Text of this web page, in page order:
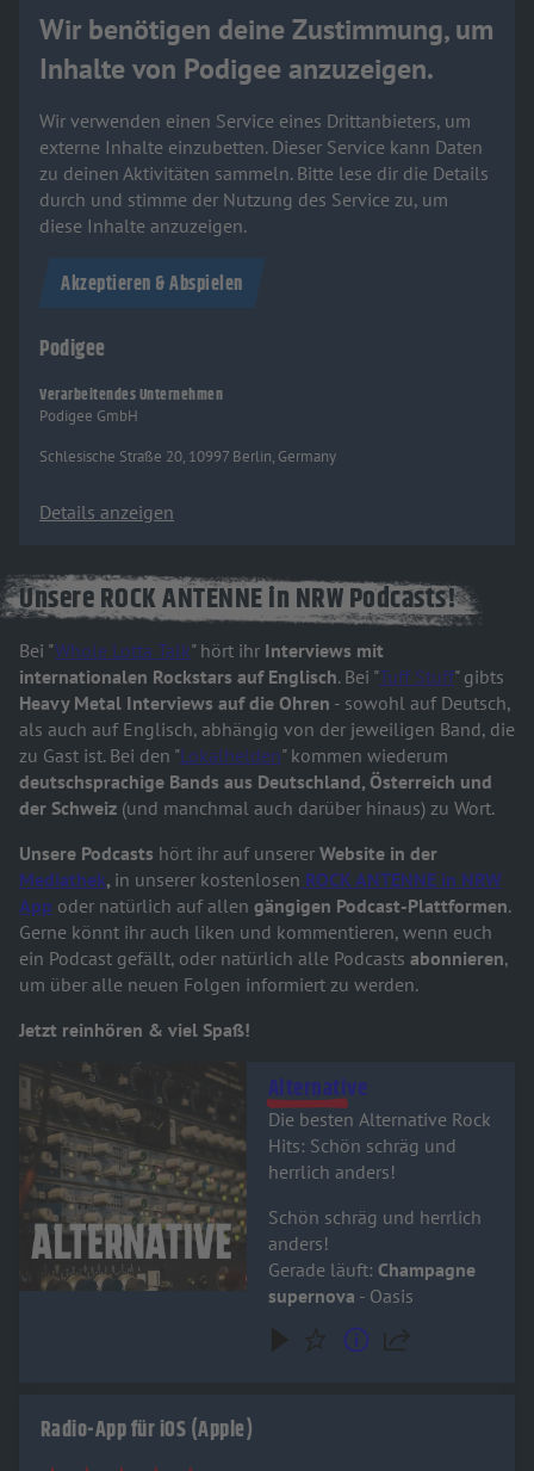
Wir benötigen deine Zustimmung, um
Inhalte von Podigee anzuzeigen.
Wir verwenden einen Service eines Drittanbieters, um
externe Inhalte einzubetten. Dieser Service kann Daten
zu deinen Aktivitäten sammeln. Bitte lese dir die Details
durch und stimme der Nutzung des Service zu, um
diese Inhalte anzuzeigen.
Akzeptieren & Abspielen
Podigee
Verarbeitendes Unternehmen
Podigee GmbH
Schlesische Straße 20, 10997 Berlin, Germany
Details anzeigen
Unsere ROCK ANTENNE in NRW Podcasts!
Bei "Whole Lotta Talk" hört ihr Interviews mit
internationalen Rockstars auf Englisch. Bei "Tuff Stuff" gibts
Heavy Metal Interviews auf die Ohren - sowohl auf Deutsch,
als auch auf Englisch, abhängig von der jeweiligen Band, die
zu Gast ist. Bei den "Lokalhelden" kommen wiederum
deutschsprachige Bands aus Deutschland, Österreich und
der Schweiz (und manchmal auch darüber hinaus) zu Wort.
Unsere Podcasts hört ihr auf unserer Website in der
Mediathek, in unserer kostenlosen ROCK ANTENNE in NRW
App oder natürlich auf allen gängigen Podcast-Plattformen.
Gerne könnt ihr auch liken und kommentieren, wenn euch
ein Podcast gefällt, oder natürlich alle Podcasts abonnieren,
um über alle neuen Folgen informiert zu werden.
Jetzt reinhören & viel Spaß!
Audiotitel - Alternative
Alternative
Die besten Alternative Rock
Hits: Schön schräg und
herrlich anders!
Schön schräg und herrlich
anders!
Gerade läuft: Champagne
supernova - Oasis
Radio-App für iOS (Apple)